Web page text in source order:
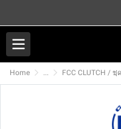
Home ... FCC CLUTCH /